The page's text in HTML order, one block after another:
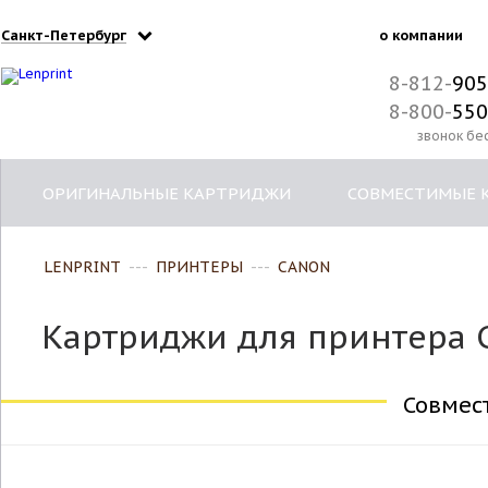
о компании
Санкт-Петербург
8-812-
8-800-
звонок
ОРИГИНАЛЬНЫЕ КАРТРИДЖИ СОВМЕСТИМЫЕ
LENPRINT --- ПРИНТЕРЫ --- CANON
Картриджи для принтера